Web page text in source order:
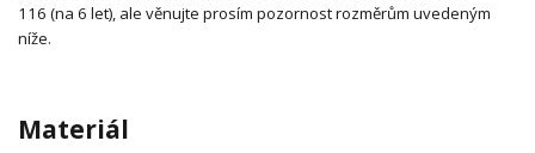
116 (na 6 let), ale věnujte prosím pozornost rozměrům uvedeným
níže.
Materiál